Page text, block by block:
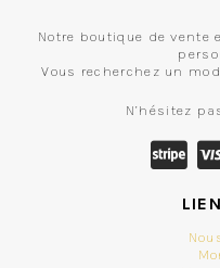
Notre boutique de vente
Vous recherchez un
N’hésitez